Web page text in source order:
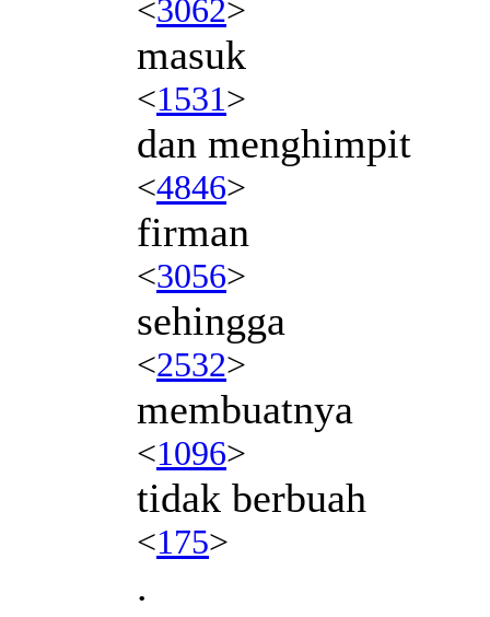
<3062>
masuk
<1531>
dan menghimpit
<4846>
firman
<3056>
sehingga
<2532>
membuatnya
<1096>
tidak berbuah
<175>
.